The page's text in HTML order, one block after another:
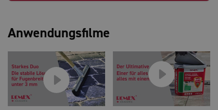
Anwendungsfilme